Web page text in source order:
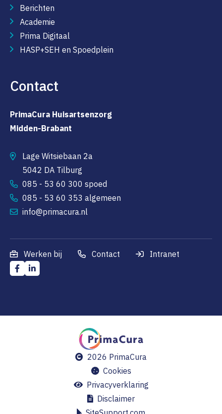
Berichten
Academie
Prima Digitaal
HASP+SEH en Spoedplein
Contact
PrimaCura Huisartsenzorg
Midden-Brabant
Lage Witsiebaan 2a
5042 DA Tilburg
085 - 53 60 300 spoed
085 - 53 60 353 algemeen
info@primacura.nl
Werken bij Contact Intranet
2026 PrimaCura
Cookies
Privacyverklaring
Disclaimer